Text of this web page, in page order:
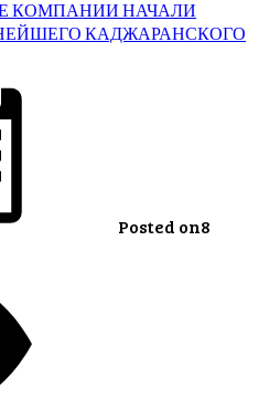
КОМПАНИИ НАЧАЛИ
КАДЖАРАНСКОГО
Posted on8